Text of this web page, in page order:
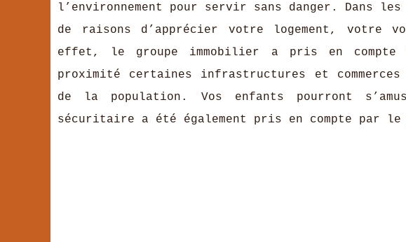
l’environnement pour servir sans danger. Dans les
de raisons d’apprécier votre logement, votre
effet, le groupe immobilier a pris en compte
proximité certaines infrastructures et
de la population. Vos enfants pourront
sécuritaire a été également pris en compte par